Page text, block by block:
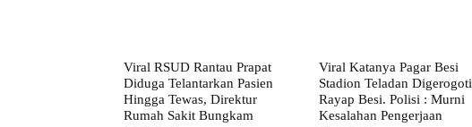
Viral RSUD Rantau Prapat
Diduga Telantarkan Pasien
Hingga Tewas, Direktur
Rumah Sakit Bungkam
Viral Katanya Pagar Besi
Stadion Teladan Digerogoti
Rayap Besi. Polisi : Murni
Kesalahan Pengerjaan